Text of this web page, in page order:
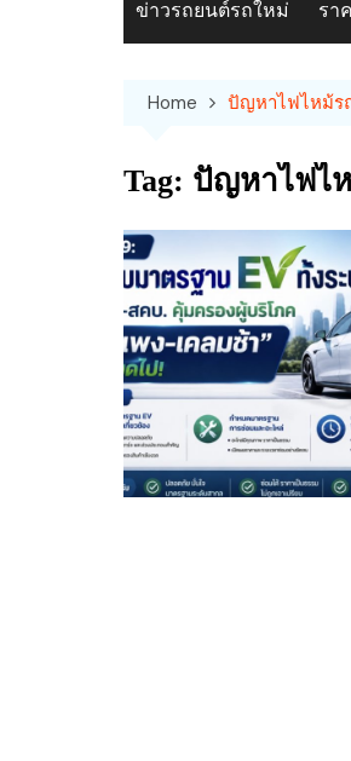
ข่าวรถยนต์รถใหม่ รา
Home ปัญหาไฟไหม้ร
Tag: ปัญหาไฟไ